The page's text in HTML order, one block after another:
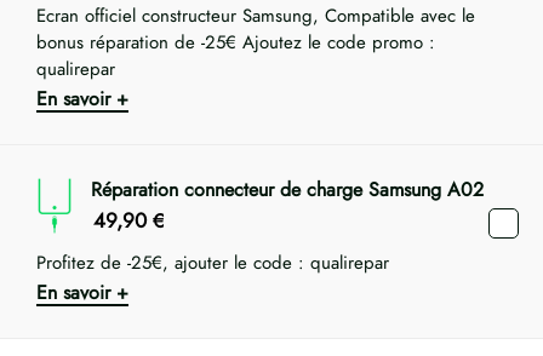
Ecran officiel constructeur Samsung, Compatible avec le
bonus réparation de -25€ Ajoutez le code promo :
qualirepar
En savoir +
Réparation connecteur de charge Samsung A02
49,90 €
Profitez de -25€, ajouter le code : qualirepar
En savoir +